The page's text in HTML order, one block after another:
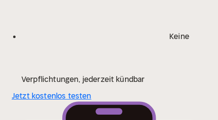
Keine
Verpflichtungen, jederzeit kündbar
Jetzt kostenlos testen